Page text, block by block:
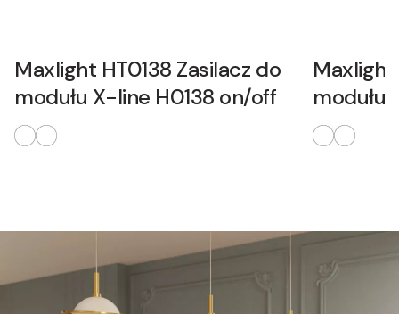
Maxlight HT0138 Zasilacz do
modułu X-line H0138 on/off
Maxlight
modułu